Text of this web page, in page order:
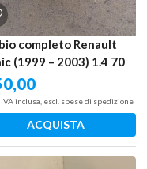
completo Renault
(1999 – 2003) 1.4 70
7701723235
IVA inclusa, escl. spese di spedizione
ACQUISTA